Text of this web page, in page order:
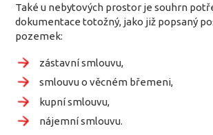
Také u nebytových prostor je souhrn
dokumentace totožný, jako již popsaný
pozemek:
zástavní smlouvu,
smlouvu o věcném břemeni,
kupní smlouvu,
nájemní smlouvu.